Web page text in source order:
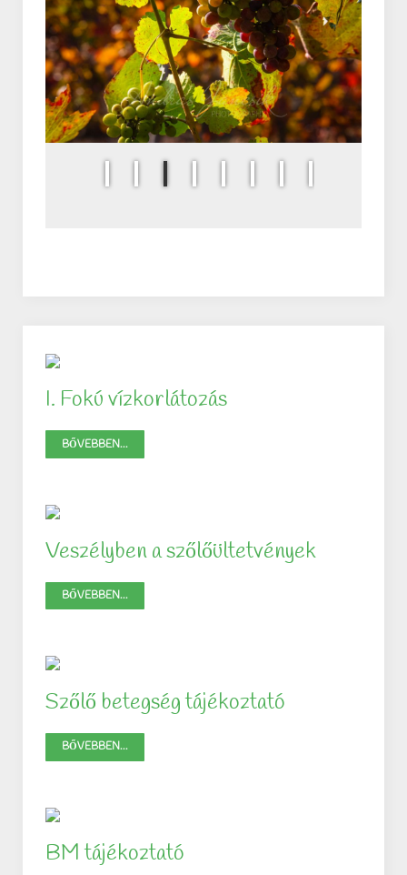
I. Fokú vízkorlátozás
BŐVEBBEN...
Veszélyben a szőlőültetvények
BŐVEBBEN...
Szőlő betegség tájékoztató
BŐVEBBEN...
BM tájékoztató